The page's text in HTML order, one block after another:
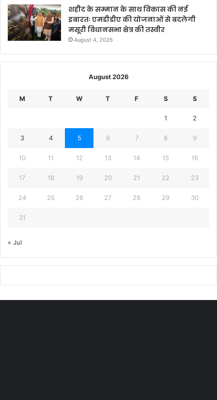
शहीद के सम्मान के साथ विकास की नई
इबारतः एमडीडीए की योजनाओं से बदलेगी
मसूरी विधानसभा क्षेत्र की तस्वीर
August 4, 2026
August 2026
M T W T F S S
1 2
3 4 5 6 7 8 9
10 11 12 13 14 15 16
17 18 19 20 21 22 23
24 25 26 27 28 29 30
31
« Jul